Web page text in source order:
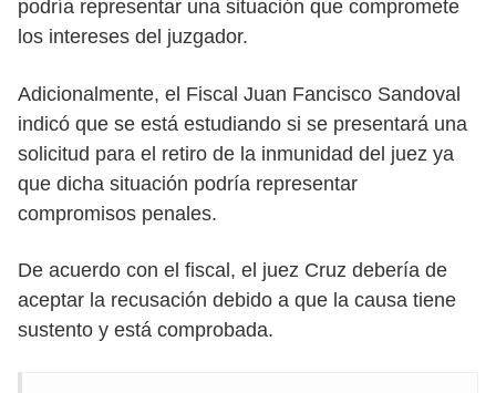
podría representar una situación que compromete
los intereses del juzgador.
Adicionalmente, el Fiscal Juan Fancisco Sandoval
indicó que se está estudiando si se presentará una
solicitud para el retiro de la inmunidad del juez ya
que dicha situación podría representar
compromisos penales.
De acuerdo con el fiscal, el juez Cruz debería de
aceptar la recusación debido a que la causa tiene
sustento y está comprobada.